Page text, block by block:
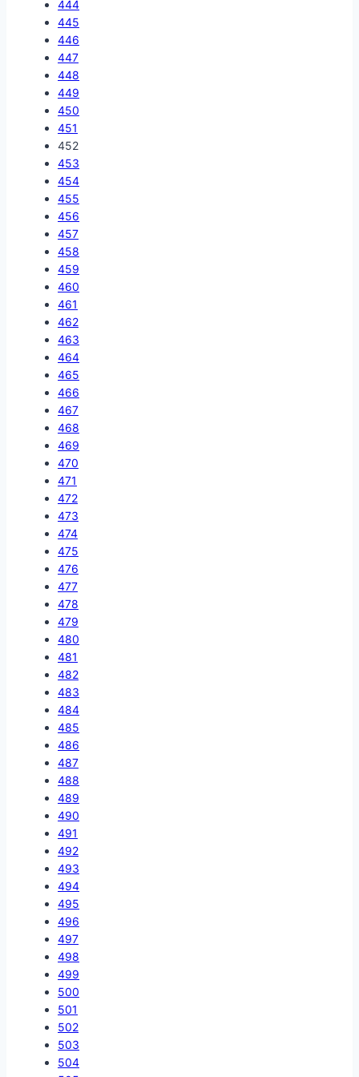
444
445
446
447
448
449
450
451
452
453
454
455
456
457
458
459
460
461
462
463
464
465
466
467
468
469
470
471
472
473
474
475
476
477
478
479
480
481
482
483
484
485
486
487
488
489
490
491
492
493
494
495
496
497
498
499
500
501
502
503
504